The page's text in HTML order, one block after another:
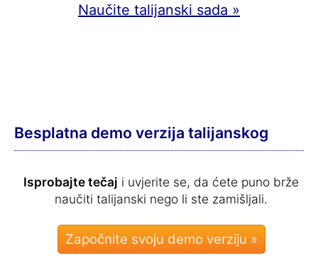
Naučite talijanski sada »
Besplatna demo verzija talijanskog
Isprobajte tečaj i uvjerite se, da ćete puno brže
naučiti talijanski nego li ste zamišljali.